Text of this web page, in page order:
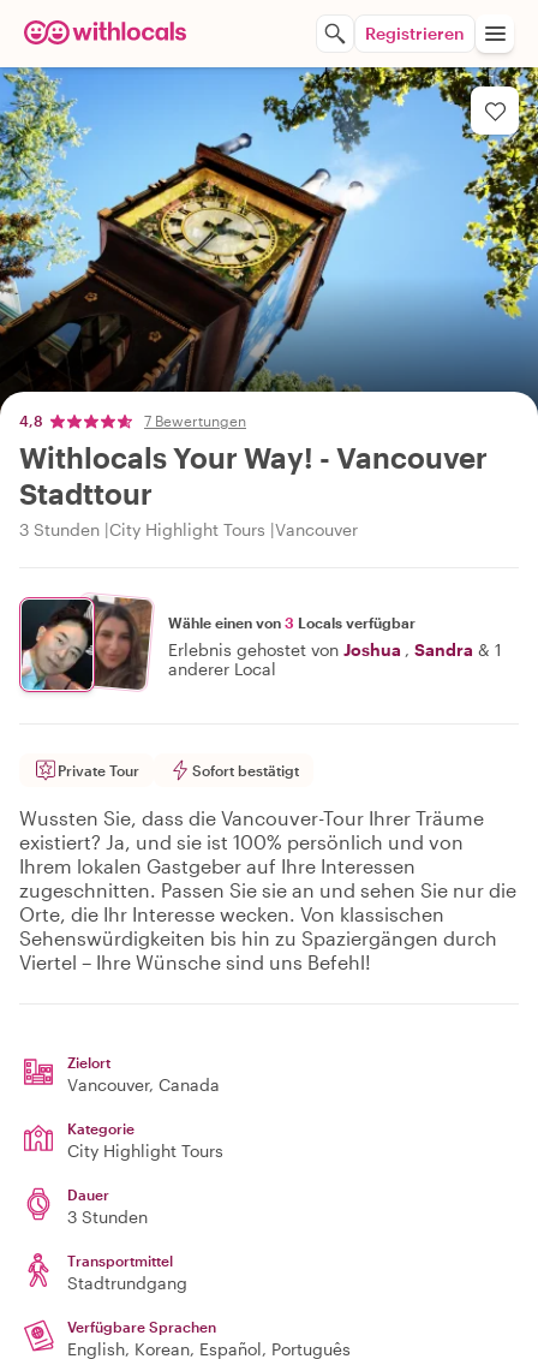
Registrieren
4,8 7 Bewertungen
Withlocals Your Way! - Vancouver
Stadttour
3 Stunden City Highlight Tours Vancouver
Wähle einen von 3 Locals verfügbar
Erlebnis gehostet von Joshua , Sandra & 1
anderer Local
Private Tour Sofort bestätigt
Wussten Sie, dass die Vancouver-Tour Ihrer Träume
existiert? Ja, und sie ist 100% persönlich und von
Ihrem lokalen Gastgeber auf Ihre Interessen
zugeschnitten. Passen Sie sie an und sehen Sie nur die
Orte, die Ihr Interesse wecken. Von klassischen
Sehenswürdigkeiten bis hin zu Spaziergängen durch
Viertel – Ihre Wünsche sind uns Befehl!
Zielort
Vancouver, Canada
Kategorie
City Highlight Tours
Dauer
3 Stunden
Transportmittel
Stadtrundgang
Verfügbare Sprachen
English, Korean, Español, Português